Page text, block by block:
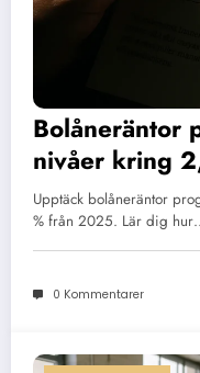
Bolåneräntor
nivåer kring
Upptäck bolåneräntor
% från 2025. Lär dig
0 Kommentarer